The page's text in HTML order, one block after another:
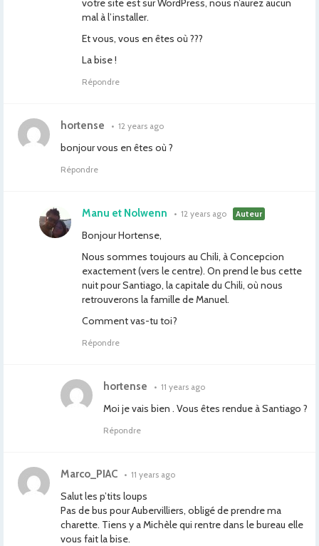
votre site est sur WordPress, nous n’aurez aucun
mal à l’installer.
Et vous, vous en êtes où ???
La bise !
Répondre
hortense • 12 years ago
bonjour vous en êtes où ?
Répondre
Manu et Nolwenn • 12 years ago Auteur
Bonjour Hortense,
Nous sommes toujours au Chili, à Concepcion
exactement (vers le centre). On prend le bus cette
nuit pour Santiago, la capitale du Chili, où nous
retrouverons la famille de Manuel.
Comment vas-tu toi?
Répondre
hortense • 11 years ago
Moi je vais bien . Vous êtes rendue à Santiago ?
Répondre
Marco_PIAC • 11 years ago
Salut les p’tits loups
Pas de bus pour Aubervilliers, obligé de prendre ma
charette. Tiens y a Michèle qui rentre dans le bureau elle
vous fait la bise.